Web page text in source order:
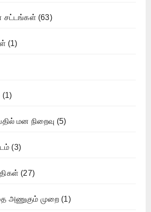
சட்டங்கள் (63)
(1)
(1)
மன நிறைவு (5)
(3)
(27)
அணுகும் முறை (1)